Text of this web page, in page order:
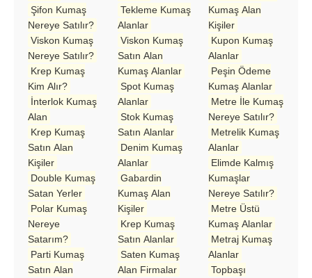
Şifon Kumaş
Nereye Satılır?
Viskon Kumaş
Nereye Satılır?
Krep Kumaş
Kim Alır?
İnterlok Kumaş
Alan
Krep Kumaş
Satın Alan
Kişiler
Double Kumaş
Satan Yerler
Polar Kumaş
Nereye
Satarım?
Parti Kumaş
Satın Alan
Tekleme Kumaş
Alanlar
Viskon Kumaş
Satın Alan
Kumaş Alanlar
Spot Kumaş
Alanlar
Stok Kumaş
Satın Alanlar
Denim Kumaş
Alanlar
Gabardin
Kumaş Alan
Kişiler
Krep Kumaş
Satın Alanlar
Saten Kumaş
Alan Firmalar
Kumaş Alan
Kişiler
Kupon Kumaş
Alanlar
Peşin Ödeme
Kumaş Alanlar
Metre İle Kumaş
Nereye Satılır?
Metrelik Kumaş
Alanlar
Elimde Kalmış
Kumaşlar
Nereye Satılır?
Metre Üstü
Kumaş Alanlar
Metraj Kumaş
Alanlar
Topbaşı